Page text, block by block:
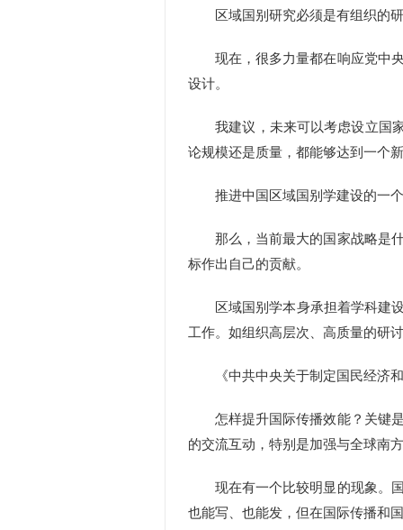
区域国别研究必须是有组织的研
现在，很多力量都在响应党中央
设计。
我建议，未来可以考虑设立国家
论规模还是质量，都能够达到一个
推进中国区域国别学建设的一个
那么，当前最大的国家战略是什
标作出自己的贡献。
区域国别学本身承担着学科建设
工作。如组织高层次、高质量的研
《中共中央关于制定国民经济和
怎样提升国际传播效能？关键是
的交流互动，特别是加强与全球南
现在有一个比较明显的现象。国
也能写、也能发，但在国际传播和